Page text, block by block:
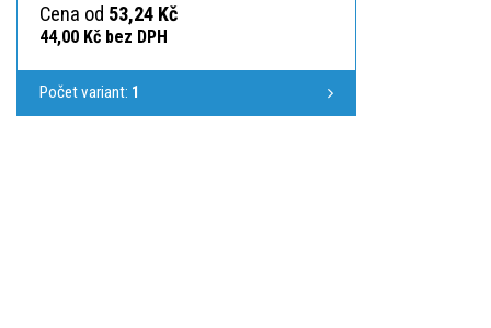
Cena od 53,24 Kč
44,00 Kč bez DPH
Počet variant: 1